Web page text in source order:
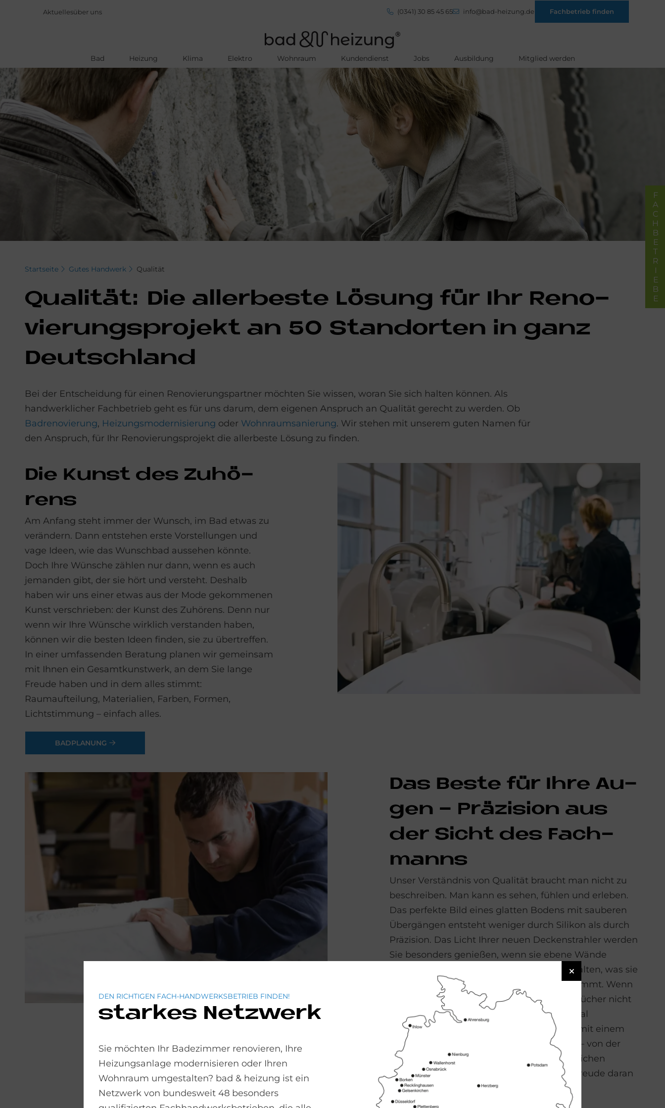
Direkt
zum
Inhalt
Aktuellesüber uns (0341) 30 85 45 65 info@bad-heizung.de Fachbetrieb finden
Bad Heizung Klima Elektro Wohnraum Kundendienst Jobs Ausbildung Mitglied werden
Startseite Gutes Handwerk Qualität
Qua­li­tät: Die al­ler­be­ste Lö­sung für Ihr Re­no­
vie­rungs­pro­je­kt an 50 Stand­or­ten in ganz
Deutschland
Bei der Entscheidung für einen Renovierungspartner möchten Sie wissen, woran Sie sich halten können. Als
handwerklicher Fachbetrieb geht es für uns darum, dem eigenen Anspruch an Qualität gerecht zu werden. Ob
Badrenovierung, Heizungsmodernisierung oder Wohnraumsanierung. Wir stehen mit unserem guten Namen für
den Anspruch, für Ihr Renovierungsprojekt die allerbeste Lösung zu finden.
Die Kunst des Zu­hö­
rens
Am Anfang steht immer der Wunsch, im Bad etwas zu
verändern. Dann entstehen erste Vorstellungen und
vage Ideen, wie das Wunschbad aussehen könnte.
Doch Ihre Wünsche zählen nur dann, wenn es auch
jemanden gibt, der sie hört und versteht. Deshalb
haben wir uns einer etwas aus der Mode gekommenen
Kunst verschrieben: der Kunst des Zuhörens. Denn nur
wenn wir Ihre Wünsche wirklich verstanden haben,
können wir die besten Ideen finden, sie zu übertreffen.
In einer umfassenden Beratung planen wir gemeinsam
mit Ihnen ein Gesamtkunstwerk, an dem Sie lange
Freude haben und in dem alles stimmt:
Raumaufteilung, Materialien, Farben, Formen,
Lichtstimmung – einfach alles.
BADPLANUNG
Das Be­ste für Ihre Au­
gen - Prä­zi­si­on aus
der Si­cht des Fach­
man­ns
Unser Verständnis von Qualität braucht man nicht zu
beschreiben. Man kann es sehen, fühlen und erleben.
Das perfekte Bild eines glatten Bodens mit sauberen
Übergängen entsteht weniger durch Silikon als durch
Präzision. Das Licht Ihrer neuen Deckenstrahler werden
Sie besonders genießen, wenn sie ebene Wände
beleuchten. Eine edle Armatur kann nur halten, was sie
verspricht, wenn auch der Wasserdruck stimmt. Wenn
ein Teppich nicht perfekt passt oder Handtücher nicht
mehr gefallen, kann man ihn/sie schnell mal
auswechseln. Ihr Bad aber betrachten wir mit einem
kompromisslosen Anspruch an Perfektion – von der
Auswahl der Materialien bis zur handwerklichen
Ausführung. Schließlich wollen Sie lange Freude daran
haben.
DEN RICHTIGEN FACH-HANDWERKSBETRIEB FINDEN!
starkes Netzwerk
Sie möchten Ihr Badezimmer renovieren, Ihre
Heizungsanlage modernisieren oder Ihren
Wohnraum umgestalten? bad & heizung ist ein
Netzwerk von bundesweit 48 besonders
FACHBETRIEBE